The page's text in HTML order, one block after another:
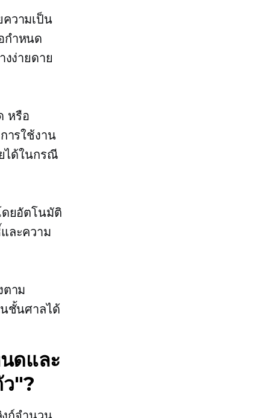
วามเป็น
กำหนด
ง่ายดาย
หรือ
ารใช้งาน
ได้ในกรณี
ยอัตโนมัติ
ละความ
ตาม
ชั้นศาลได้
ดและ
"?